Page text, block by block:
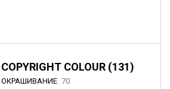
COPYRIGHT COLOUR (131)
ОКРАШИВАНИЕ 70